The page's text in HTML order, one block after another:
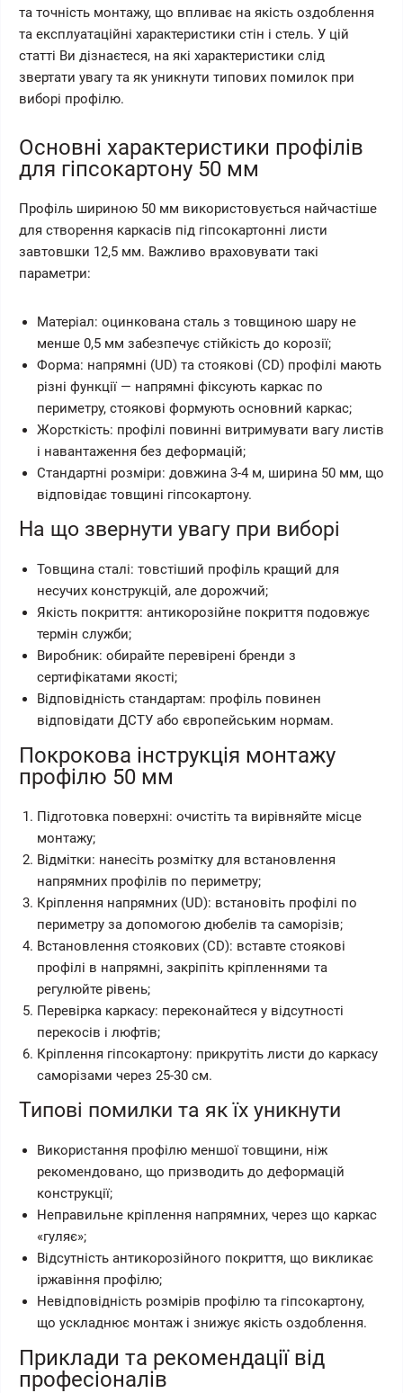
та точність монтажу, що впливає на якість оздоблення
та експлуатаційні характеристики стін і стель. У цій
статті Ви дізнаєтеся, на які характеристики слід
звертати увагу та як уникнути типових помилок при
виборі профілю.
Основні характеристики профілів
для гіпсокартону 50 мм
Профіль шириною 50 мм використовується найчастіше
для створення каркасів під гіпсокартонні листи
завтовшки 12,5 мм. Важливо враховувати такі
параметри:
Матеріал: оцинкована сталь з товщиною шару не
менше 0,5 мм забезпечує стійкість до корозії;
Форма: напрямні (UD) та стоякові (CD) профілі мають
різні функції — напрямні фіксують каркас по
периметру, стоякові формують основний каркас;
Жорсткість: профілі повинні витримувати вагу листів
і навантаження без деформацій;
Стандартні розміри: довжина 3-4 м, ширина 50 мм, що
відповідає товщині гіпсокартону.
На що звернути увагу при виборі
Товщина сталі: товстіший профіль кращий для
несучих конструкцій, але дорожчий;
Якість покриття: антикорозійне покриття подовжує
термін служби;
Виробник: обирайте перевірені бренди з
сертифікатами якості;
Відповідність стандартам: профіль повинен
відповідати ДСТУ або європейським нормам.
Покрокова інструкція монтажу
профілю 50 мм
Підготовка поверхні: очистіть та вирівняйте місце
монтажу;
Відмітки: нанесіть розмітку для встановлення
напрямних профілів по периметру;
Кріплення напрямних (UD): встановіть профілі по
периметру за допомогою дюбелів та саморізів;
Встановлення стоякових (CD): вставте стоякові
профілі в напрямні, закріпіть кріпленнями та
регулюйте рівень;
Перевірка каркасу: переконайтеся у відсутності
перекосів і люфтів;
Кріплення гіпсокартону: прикрутіть листи до каркасу
саморізами через 25-30 см.
Типові помилки та як їх уникнути
Використання профілю меншої товщини, ніж
рекомендовано, що призводить до деформацій
конструкції;
Неправильне кріплення напрямних, через що каркас
«гуляє»;
Відсутність антикорозійного покриття, що викликає
іржавіння профілю;
Невідповідність розмірів профілю та гіпсокартону,
що ускладнює монтаж і знижує якість оздоблення.
Приклади та рекомендації від
професіоналів